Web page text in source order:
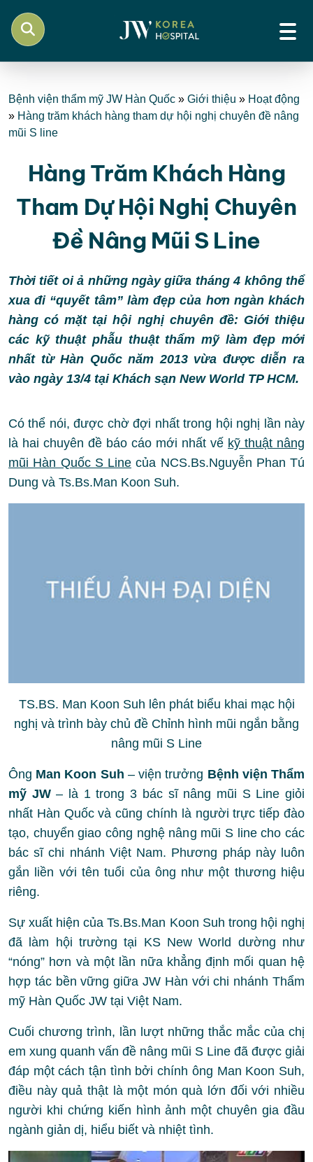
Bệnh viện thẩm mỹ JW Hàn Quốc » Giới thiệu » Hoạt động
» Hàng trăm khách hàng tham dự hội nghị chuyên đề nâng
mũi S line
Hàng Trăm Khách Hàng
Tham Dự Hội Nghị Chuyên
Đề Nâng Mũi S Line
Thời tiết oi ả những ngày giữa tháng 4 không thể
xua đi “quyết tâm” làm đẹp của hơn ngàn khách
hàng có mặt tại hội nghị chuyên đề: Giới thiệu
các kỹ thuật phẫu thuật thẩm mỹ làm đẹp mới
nhất từ Hàn Quốc năm 2013 vừa được diễn ra
vào ngày 13/4 tại Khách sạn New World TP HCM.
Có thể nói, được chờ đợi nhất trong hội nghị lần này
là hai chuyên đề báo cáo mới nhất vế kỹ thuật nâng
mũi Hàn Quốc S Line của NCS.Bs.Nguyễn Phan Tú
Dung và Ts.Bs.Man Koon Suh.
TS.BS. Man Koon Suh lên phát biểu khai mạc hội
nghị và trình bày chủ đề Chỉnh hình mũi ngắn bằng
nâng mũi S Line
Ông Man Koon Suh – viện trưởng Bệnh viện Thẩm
mỹ JW– là 1 trong 3 bác sĩ nâng mũi S Line giỏi
nhất Hàn Quốc và cũng chính là người trực tiếp đào
tạo, chuyển giao công nghệ nâng mũi S line cho các
bác sĩ chi nhánh Việt Nam. Phương pháp này luôn
gắn liền với tên tuổi của ông như một thương hiệu
riêng.
Sự xuất hiện của Ts.Bs.Man Koon Suh trong hội nghị
đã làm hội trường tại KS New World dường như
“nóng” hơn và một lần nữa khẳng định mối quan hệ
hợp tác bền vững giữa JW Hàn với chi nhánh Thẩm
mỹ Hàn Quốc JW tại Việt Nam.
Cuối chương trình, lần lượt những thắc mắc của chị
em xung quanh vấn đề nâng mũi S Line đã được giải
đáp một cách tận tình bởi chính ông Man Koon Suh,
điều này quả thật là một món quà lớn đối với nhiều
người khi chứng kiến hình ảnh một chuyên gia đầu
ngành giản dị, hiểu biết và nhiệt tình.